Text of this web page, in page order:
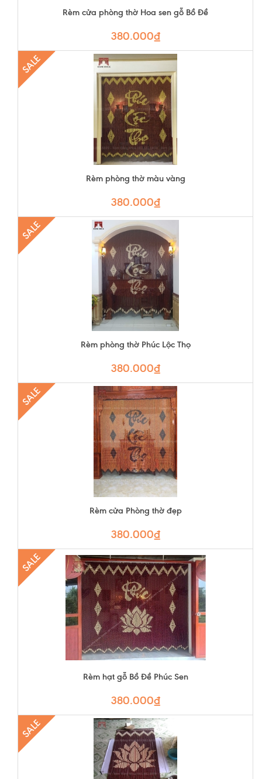
Rèm cửa phòng thờ Hoa sen gỗ Bồ Đề
380.000₫
SALE
Rèm phòng thờ màu vàng
380.000₫
SALE
Rèm phòng thờ Phúc Lộc Thọ
380.000₫
SALE
Rèm cửa Phòng thờ đẹp
380.000₫
SALE
Rèm hạt gỗ Bồ Đề Phúc Sen
380.000₫
SALE